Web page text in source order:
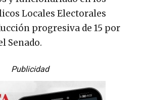
Locales Electorales
progresiva de 15 por
Senado.
Publicidad